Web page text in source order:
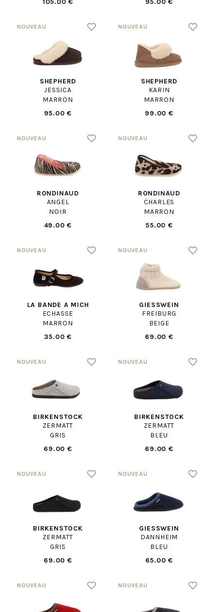
SHEPHERD
JESSICA
MARRON
95.00 €
SHEPHERD
KARIN
MARRON
99.00 €
RONDINAUD
ANGEL
NOIR
49.00 €
RONDINAUD
CHARLES
MARRON
55.00 €
LA BANDE A MICH
ECHASSE
MARRON
35.00 €
GIESSWEIN
FREIBURG
BEIGE
69.00 €
BIRKENSTOCK
ZERMATT
GRIS
69.00 €
BIRKENSTOCK
ZERMATT
BLEU
69.00 €
BIRKENSTOCK
ZERMATT
GRIS
69.00 €
GIESSWEIN
DANNHEIM
BLEU
65.00 €